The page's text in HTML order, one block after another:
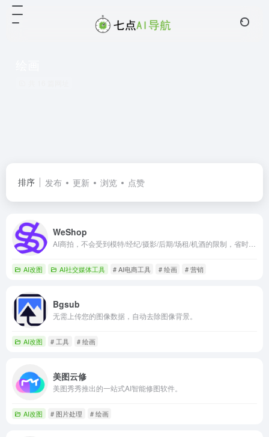
排序 发布 更新 浏览 点赞
WeShop
AI改图 AI社交媒体工具 # AI电商工具 # 绘画 # 营销
Bgsub
无需上传您的图像数据，自动去除图像背景。
AI改图 # 工具 # 绘画
美图云修
美图秀秀推出的一站式AI智能修图软件。
AI改图 # 图片处理 # 绘画